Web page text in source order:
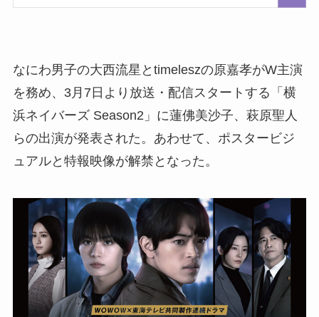
なにわ男子の大西流星とtimeleszの原嘉孝がW主演
を務め、3月7日より放送・配信スタートする「横
浜ネイバーズ Season2」に蓮佛美沙子、萩原聖人
らの出演が発表された。あわせて、ポスタービジ
ュアルと特報映像が解禁となった。